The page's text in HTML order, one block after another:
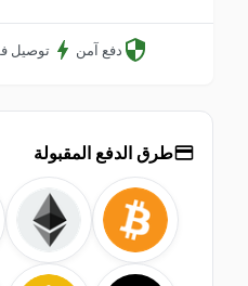
دفع آمن توصيل فوري
طرق الدفع المقبولة